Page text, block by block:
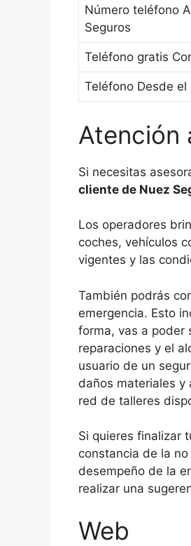
Número teléfono
Seguros
Teléfono gratis
Teléfono Desde
Atención
Si necesitas
cliente de Nuez
Los operadores
coches, vehículos
vigentes y las
También podrás
emergencia. Esto
forma, vas a poder
reparaciones y el
usuario de un
daños materiales y
red de talleres
Si quieres finalizar
constancia de la
desempeño de la
realizar una
Web